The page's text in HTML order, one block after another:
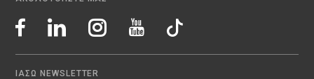
ΙΑΣΩ NEWSLETTER